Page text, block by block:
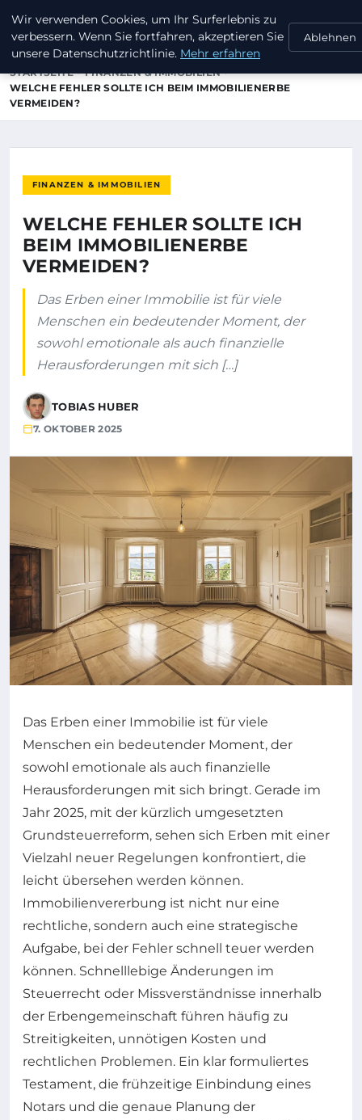
DAVIDCHRISTIAN
STARTSEITE
FINANZEN & IMMOBILIEN
WELCHE FEHLER SOLLTE ICH BEIM IMMOBILIENERBE
VERMEIDEN?
FINANZEN & IMMOBILIEN
WELCHE FEHLER SOLLTE ICH
BEIM IMMOBILIENERBE
VERMEIDEN?
Das Erben einer Immobilie ist für viele
Menschen ein bedeutender Moment, der
sowohl emotionale als auch finanzielle
Herausforderungen mit sich […]
TOBIAS HUBER
7. OKTOBER 2025
Das Erben einer Immobilie ist für viele
Menschen ein bedeutender Moment, der
sowohl emotionale als auch finanzielle
Herausforderungen mit sich bringt. Gerade im
Jahr 2025, mit der kürzlich umgesetzten
Grundsteuerreform, sehen sich Erben mit einer
Vielzahl neuer Regelungen konfrontiert, die
leicht übersehen werden können.
Immobilienvererbung ist nicht nur eine
rechtliche, sondern auch eine strategische
Aufgabe, bei der Fehler schnell teuer werden
können. Schnelllebige Änderungen im
Steuerrecht oder Missverständnisse innerhalb
der Erbengemeinschaft führen häufig zu
Streitigkeiten, unnötigen Kosten und
rechtlichen Problemen. Ein klar formuliertes
Testament, die frühzeitige Einbindung eines
Notars und die genaue Planung der
Wir verwenden Cookies, um Ihr Surferlebnis zu
verbessern. Wenn Sie fortfahren, akzeptieren Sie
unsere Datenschutzrichtlinie. Mehr erfahren
Ablehnen